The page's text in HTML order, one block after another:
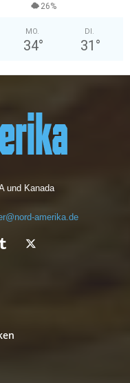
26%
MO.
34°
DI.
31 °
und Kanada
amerika.de